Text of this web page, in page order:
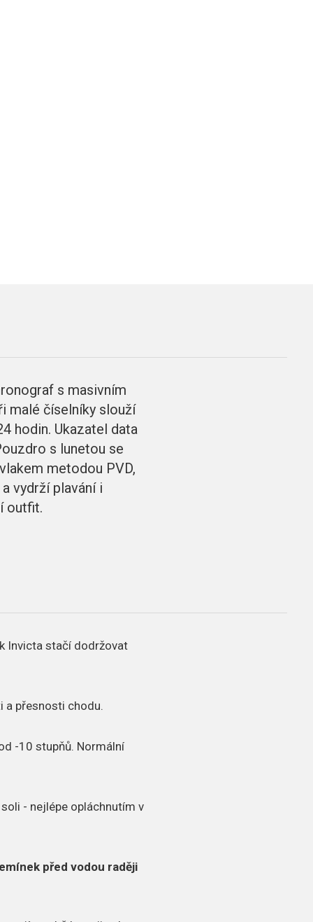
s masivním
malé číselníky slouží
hodin. Ukazatel data
s lunetou se
metodou PVD,
vydrží plavání i
outfit.
Invicta stačí dodržovat
a přesnosti chodu.
-10 stupňů. Normální
- nejlépe opláchnutím v
před vodou raději